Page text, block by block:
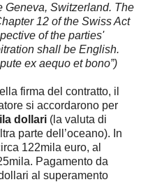
Geneva, Switzerland. The
12 of the Swiss Act
of the parties'
shall be English.
ex aequo et bono”)
firma del contratto, il
si accordarono per
dollari (la valuta di
parte dell’oceano). In
122mila euro, al
Pagamento da
al superamento